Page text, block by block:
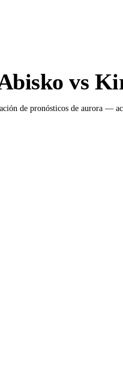
vs
de pronósticos de aurora —